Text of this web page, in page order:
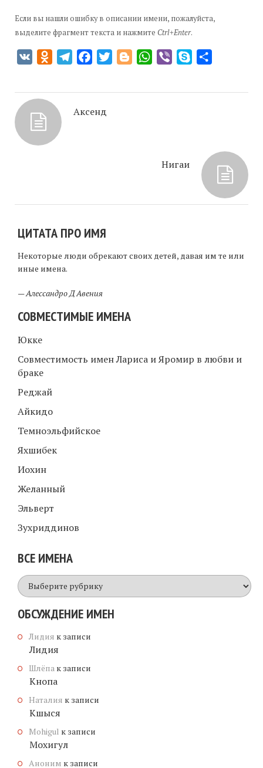
Если вы нашли ошибку в описании имени, пожалуйста,
выделите фрагмент текста и нажмите Ctrl+Enter.
VK Odnoklassniki
TelegramFacebookTwitterBloggerWhatsApp
Viber Skype
Аксенд
Нигаи
ЦИТАТА ПРО ИМЯ
Некоторые люди обрекают своих детей, давая им те или
иные имена.
—Алессандро Д Авения
СОВМЕСТИМЫЕ ИМЕНА
Юкке
Совместимость имен Лариса и Яромир в любви и
браке
Реджай
Айкидо
Темноэльфийское
Яхшибек
Иохин
Желанный
Эльверт
Зухриддинов
ВСЕ ИМЕНА
Все
имена
ОБСУЖДЕНИЕ ИМЕН
Лидия к записи
Лидия
Шлёпа к записи
Кнопа
Наталия к записи
Кшыся
Mohigul к записи
Мохигул
Аноним к записи